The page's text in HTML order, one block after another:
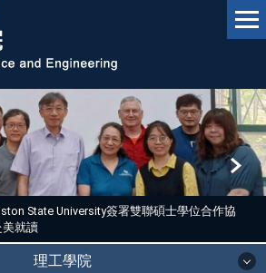
State University簽署雙聯碩士學位合作協
就讀
理工學院